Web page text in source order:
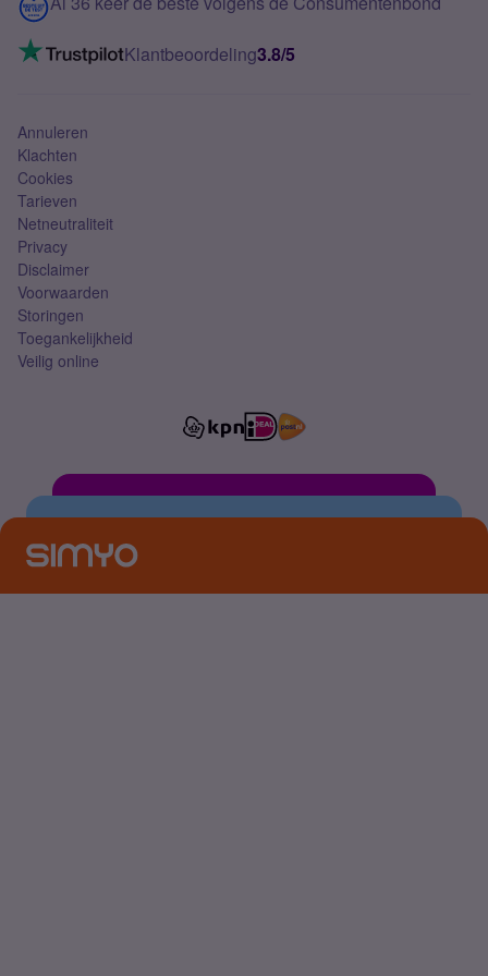
Mobiel internet
Mobiel abonnement
VoLTE 4G bellenKlantbeoordeling3.8/5
Annuleren
Klachten
Cookies
Tarieven
Netneutraliteit
Privacy
Disclaimer
Voorwaarden
Storingen
Toegankelijkheid
Veilig online